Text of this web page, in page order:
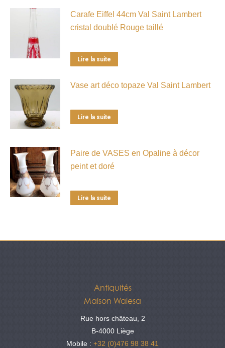
Carafe Eiffel 44cm Val Saint Lambert
cristal doublé Rouge taillé
Lire la suite
Vase art déco topaze Val Saint Lambert
Lire la suite
Paire de VASES en Opaline à décor
peint et doré
Lire la suite
Antiquités
Maison Walesa
Rue hors château, 2
B-4000 Liège
Mobile : +32 (0)476 98 38 41